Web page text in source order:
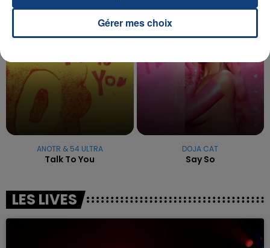
ANOTR & 54 ULTRA
Talk To You
18h31
18h31
DOJA CAT
Say So
LES LIVES
Gérer mes choix